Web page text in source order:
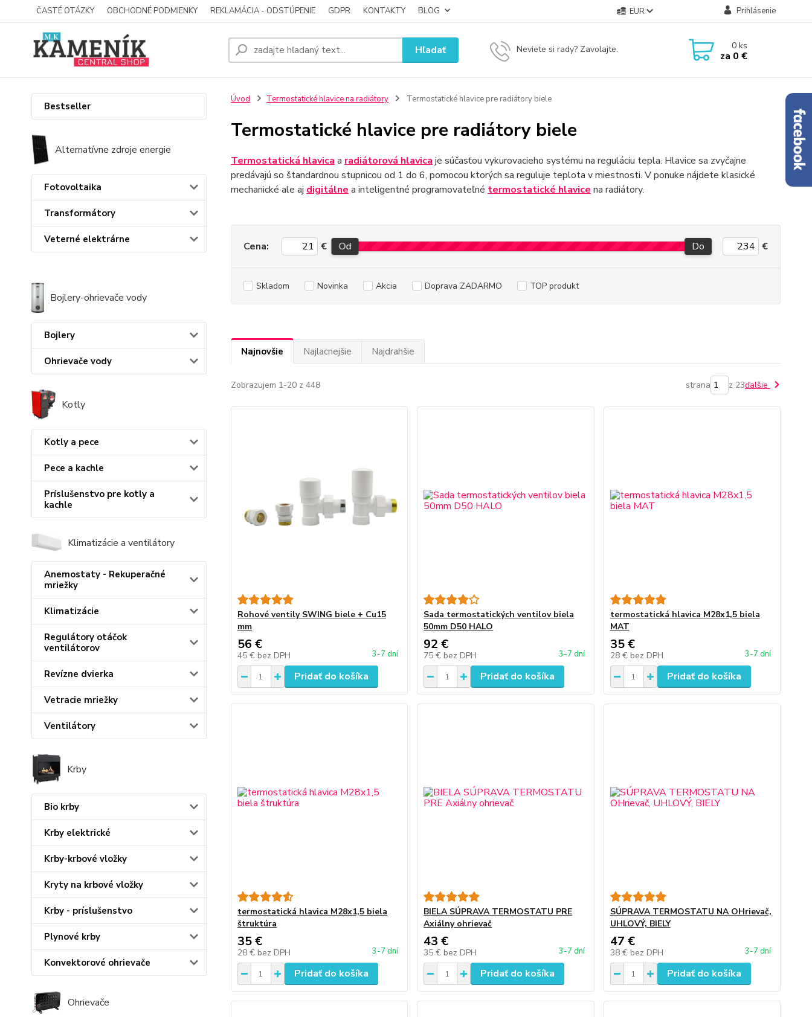
ČASTÉ OTÁZKY OBCHODNÉ PODMIENKY REKLAMÁCIA - ODSTÚPENIE GDPR KONTAKTY BLOG EUR Prihlásenie
Hľadať Neviete si rady? Zavolajte. 0ks
za 0 €
Bestseller
Alternatívne zdroje energie
Fotovoltaika
Transformátory
Veterné elektrárne
Bojlery-ohrievače vody
Bojlery
Ohrievače vody
Kotly
Kotly a pece
Pece a kachle
Príslušenstvo pre kotly a
kachle
Klimatizácie a ventilátory
Anemostaty - Rekuperačné
mriežky
Klimatizácie
Regulátory otáčok
ventilátorov
Revízne dvierka
Vetracie mriežky
Ventilátory
Krby
Bio krby
Krby elektrické
Krby-krbové vložky
Kryty na krbové vložky
Krby - príslušenstvo
Plynové krby
Konvektorové ohrievače
Ohrievače
Úvod Termostatické hlavice na radiátory Termostatické hlavice pre radiátory biele
Termostatické hlavice pre radiátory biele
Termostatická hlavica a radiátorová hlavica je súčasťou vykurovacieho systému na reguláciu tepla. Hlavice sa zvyčajne
predávajú so štandardnou stupnicou od 1 do 6, pomocou ktorých sa reguluje teplota v miestnosti. V ponuke nájdete klasické
mechanické ale aj digitálne a inteligentné programovateľné termostatické hlavice na radiátory.
Cena: € Od Do €
Skladom Novinka Akcia Doprava ZADARMO TOP produkt
Najnovšie Najlacnejšie Najdrahšie
Zobrazujem 1-20 z 448 strana z 23ďalšie
Rohové ventily SWING biele + Cu15
mm
56 €
45 € bez DPH 3-7 dní
Pridať do košíka
Sada termostatických ventilov biela
50mm D50 HALO
92 €
75 € bez DPH 3-7 dní
Pridať do košíka
termostatická hlavica M28x1,5 biela
MAT
35 €
28 € bez DPH 3-7 dní
Pridať do košíka
termostatická hlavica M28x1,5 biela
štruktúra
35 €
28 € bez DPH 3-7 dní
Pridať do košíka
BIELA SÚPRAVA TERMOSTATU PRE
Axiálny ohrievač
43 €
35 € bez DPH 3-7 dní
Pridať do košíka
SÚPRAVA TERMOSTATU NA OHrievač,
UHLOVÝ, BIELY
47 €
38 € bez DPH 3-7 dní
Pridať do košíka